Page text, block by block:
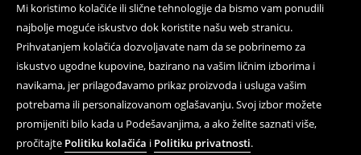
Mi koristimo kolačiće ili slične tehnologije da bismo vam ponudili
najbolje moguće iskustvo dok koristite našu web stranicu.
Prihvatanjem kolačića dozvoljavate nam da se pobrinemo za
iskustvo ugodne kupovine, bazirano na vašim ličnim izborima i
navikama, jer prilagođavamo prikaz proizvoda i usluga vašim
potrebama ili personalizovanom oglašavanju. Svoj izbor možete
promijeniti bilo kada u Podešavanjima, a ako želite saznati više,
pročitajte Politiku kolačića i Politiku privatnosti.